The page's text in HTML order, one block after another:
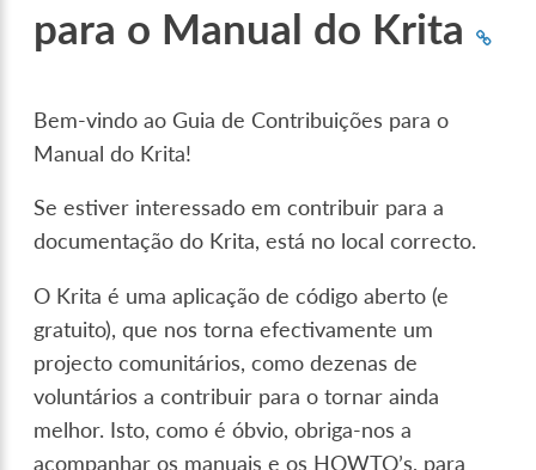
para o Manual do Krita
Bem-vindo ao Guia de Contribuições para o
Manual do Krita!
Se estiver interessado em contribuir para a
documentação do Krita, está no local correcto.
O Krita é uma aplicação de código aberto (e
gratuito), que nos torna efectivamente um
projecto comunitários, como dezenas de
voluntários a contribuir para o tornar ainda
melhor. Isto, como é óbvio, obriga-nos a
acompanhar os manuais e os HOWTO’s, para